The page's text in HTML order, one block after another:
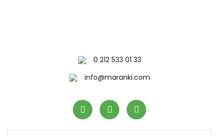
0 212 533 01 33
info@maranki.com